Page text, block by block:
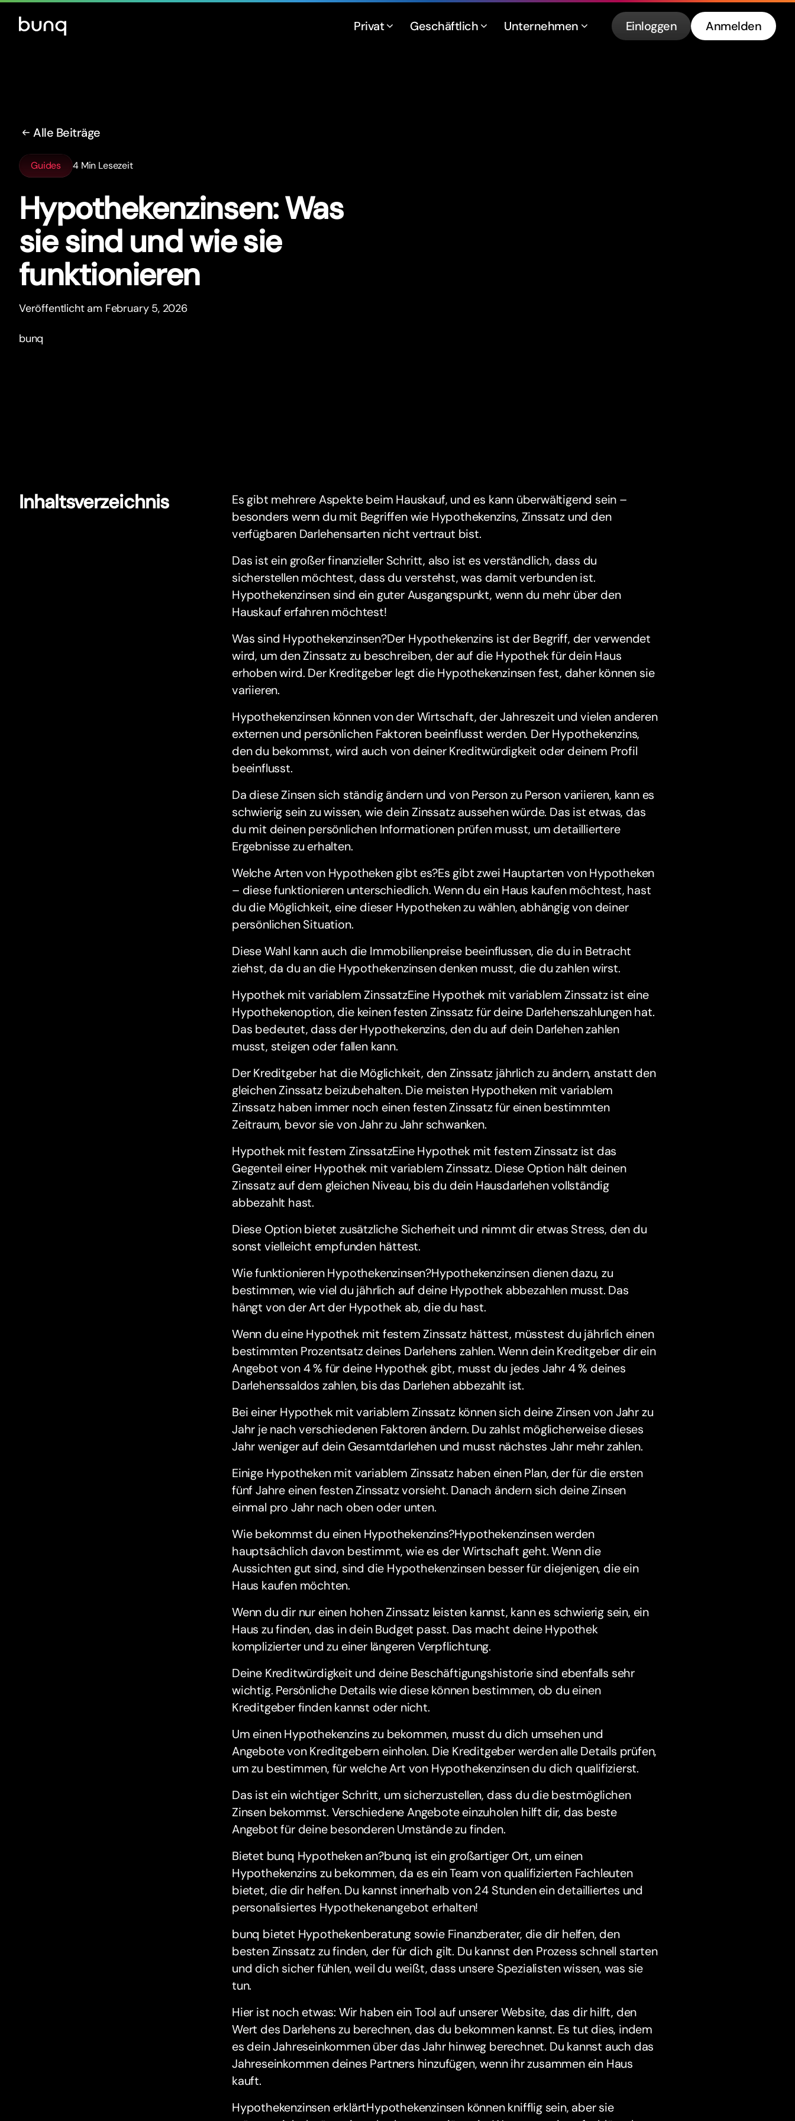
Privat Geschäftlich Unternehmen Einloggen Anmelden
Alle Beiträge
Guides 4 Min Lesezeit
Hypothekenzinsen: Was
sie sind und wie sie
funktionieren
Veröffentlicht am February 5, 2026
bunq
Inhaltsverzeichnis
Es gibt mehrere Aspekte beim Hauskauf, und es kann überwältigend sein –
besonders wenn du mit Begriffen wie Hypothekenzins, Zinssatz und den
verfügbaren Darlehensarten nicht vertraut bist.
Das ist ein großer finanzieller Schritt, also ist es verständlich, dass du
sicherstellen möchtest, dass du verstehst, was damit verbunden ist.
Hypothekenzinsen sind ein guter Ausgangspunkt, wenn du mehr über den
Hauskauf erfahren möchtest!
Was sind Hypothekenzinsen?Der Hypothekenzins ist der Begriff, der verwendet
wird, um den Zinssatz zu beschreiben, der auf die Hypothek für dein Haus
erhoben wird. Der Kreditgeber legt die Hypothekenzinsen fest, daher können sie
variieren.
Hypothekenzinsen können von der Wirtschaft, der Jahreszeit und vielen anderen
externen und persönlichen Faktoren beeinflusst werden. Der Hypothekenzins,
den du bekommst, wird auch von deiner Kreditwürdigkeit oder deinem Profil
beeinflusst.
Da diese Zinsen sich ständig ändern und von Person zu Person variieren, kann es
schwierig sein zu wissen, wie dein Zinssatz aussehen würde. Das ist etwas, das
du mit deinen persönlichen Informationen prüfen musst, um detailliertere
Ergebnisse zu erhalten.
Welche Arten von Hypotheken gibt es?Es gibt zwei Hauptarten von Hypotheken
– diese funktionieren unterschiedlich. Wenn du ein Haus kaufen möchtest, hast
du die Möglichkeit, eine dieser Hypotheken zu wählen, abhängig von deiner
persönlichen Situation.
Diese Wahl kann auch die Immobilienpreise beeinflussen, die du in Betracht
ziehst, da du an die Hypothekenzinsen denken musst, die du zahlen wirst.
Hypothek mit variablem ZinssatzEine Hypothek mit variablem Zinssatz ist eine
Hypothekenoption, die keinen festen Zinssatz für deine Darlehenszahlungen hat.
Das bedeutet, dass der Hypothekenzins, den du auf dein Darlehen zahlen
musst, steigen oder fallen kann.
Der Kreditgeber hat die Möglichkeit, den Zinssatz jährlich zu ändern, anstatt den
gleichen Zinssatz beizubehalten. Die meisten Hypotheken mit variablem
Zinssatz haben immer noch einen festen Zinssatz für einen bestimmten
Zeitraum, bevor sie von Jahr zu Jahr schwanken.
Hypothek mit festem ZinssatzEine Hypothek mit festem Zinssatz ist das
Gegenteil einer Hypothek mit variablem Zinssatz. Diese Option hält deinen
Zinssatz auf dem gleichen Niveau, bis du dein Hausdarlehen vollständig
abbezahlt hast.
Diese Option bietet zusätzliche Sicherheit und nimmt dir etwas Stress, den du
sonst vielleicht empfunden hättest.
Wie funktionieren Hypothekenzinsen?Hypothekenzinsen dienen dazu, zu
bestimmen, wie viel du jährlich auf deine Hypothek abbezahlen musst. Das
hängt von der Art der Hypothek ab, die du hast.
Wenn du eine Hypothek mit festem Zinssatz hättest, müsstest du jährlich einen
bestimmten Prozentsatz deines Darlehens zahlen. Wenn dein Kreditgeber dir ein
Angebot von 4 % für deine Hypothek gibt, musst du jedes Jahr 4 % deines
Darlehenssaldos zahlen, bis das Darlehen abbezahlt ist.
Bei einer Hypothek mit variablem Zinssatz können sich deine Zinsen von Jahr zu
Jahr je nach verschiedenen Faktoren ändern. Du zahlst möglicherweise dieses
Jahr weniger auf dein Gesamtdarlehen und musst nächstes Jahr mehr zahlen.
Einige Hypotheken mit variablem Zinssatz haben einen Plan, der für die ersten
fünf Jahre einen festen Zinssatz vorsieht. Danach ändern sich deine Zinsen
einmal pro Jahr nach oben oder unten.
Wie bekommst du einen Hypothekenzins?Hypothekenzinsen werden
hauptsächlich davon bestimmt, wie es der Wirtschaft geht. Wenn die
Aussichten gut sind, sind die Hypothekenzinsen besser für diejenigen, die ein
Haus kaufen möchten.
Wenn du dir nur einen hohen Zinssatz leisten kannst, kann es schwierig sein, ein
Haus zu finden, das in dein Budget passt. Das macht deine Hypothek
komplizierter und zu einer längeren Verpflichtung.
Deine Kreditwürdigkeit und deine Beschäftigungshistorie sind ebenfalls sehr
wichtig. Persönliche Details wie diese können bestimmen, ob du einen
Kreditgeber finden kannst oder nicht.
Um einen Hypothekenzins zu bekommen, musst du dich umsehen und
Angebote von Kreditgebern einholen. Die Kreditgeber werden alle Details prüfen,
um zu bestimmen, für welche Art von Hypothekenzinsen du dich qualifizierst.
Das ist ein wichtiger Schritt, um sicherzustellen, dass du die bestmöglichen
Zinsen bekommst. Verschiedene Angebote einzuholen hilft dir, das beste
Angebot für deine besonderen Umstände zu finden.
Bietet bunq Hypotheken an?bunq ist ein großartiger Ort, um einen
Hypothekenzins zu bekommen, da es ein Team von qualifizierten Fachleuten
bietet, die dir helfen. Du kannst innerhalb von 24 Stunden ein detailliertes und
personalisiertes Hypothekenangebot erhalten!
bunq bietet Hypothekenberatung sowie Finanzberater, die dir helfen, den
besten Zinssatz zu finden, der für dich gilt. Du kannst den Prozess schnell starten
und dich sicher fühlen, weil du weißt, dass unsere Spezialisten wissen, was sie
tun.
Hier ist noch etwas: Wir haben ein Tool auf unserer Website, das dir hilft, den
Wert des Darlehens zu berechnen, das du bekommen kannst. Es tut dies, indem
es dein Jahreseinkommen über das Jahr hinweg berechnet. Du kannst auch das
Jahreseinkommen deines Partners hinzufügen, wenn ihr zusammen ein Haus
kauft.
Hypothekenzinsen erklärtHypothekenzinsen können knifflig sein, aber sie